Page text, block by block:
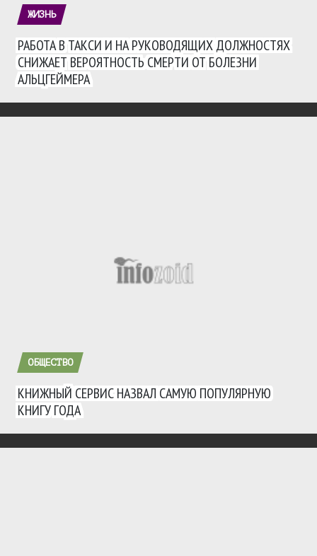
ЖИЗНЬ
РАБОТА В ТАКСИ И НА РУКОВОДЯЩИХ ДОЛЖНОСТЯХ
СНИЖАЕТ ВЕРОЯТНОСТЬ СМЕРТИ ОТ БОЛЕЗНИ
АЛЬЦГЕЙМЕРА
ОБЩЕСТВО
КНИЖНЫЙ СЕРВИС НАЗВАЛ САМУЮ ПОПУЛЯРНУЮ
КНИГУ ГОДА